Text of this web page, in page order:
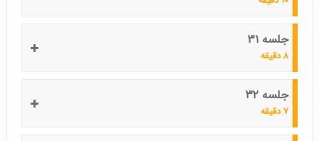
جلسه ۳۱
۸ دقیقه
جلسه ۳۲
۷ دقیقه